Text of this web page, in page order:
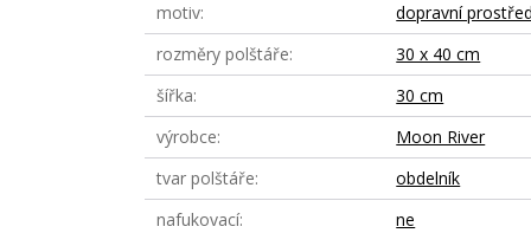
motiv
dopravní
rozměry polštáře
30 x 40 cm
šířka
30 cm
výrobce
Moon River
tvar polštáře
obdelník
nafukovací
ne